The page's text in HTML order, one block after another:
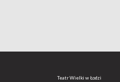
Teatr Wielki w Łodzi